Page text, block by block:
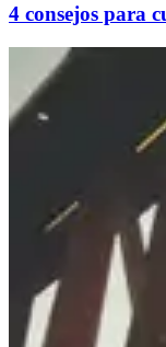
4 consejos para